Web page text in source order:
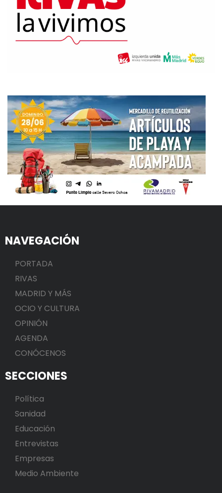
NAVEGACIÓN
PORTADA
RIVAS
MADRID Y MÁS
OCIO Y CULTURA
OPINIÓN
AGENDA
CONÓCENOS
SECCIONES
Política
Sanidad
Educación
Entrevistas
Empresas
Medio Ambiente